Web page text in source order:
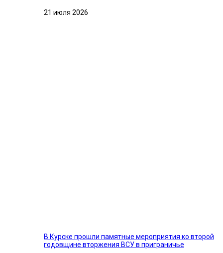
21 июля 2026
В Курске прошли памятные мероприятия ко второй
годовщине вторжения ВСУ в приграничье